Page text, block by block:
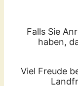
Falls Sie
haben,
Viel Freude